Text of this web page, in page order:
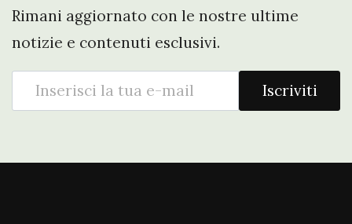
Rimani aggiornato con le nostre ultime
notizie e contenuti esclusivi.
Iscriviti